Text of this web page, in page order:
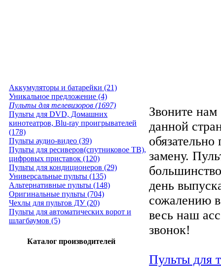
Аккумуляторы и батарейки (21)
Уникальное предложение (4)
Пульты для телевизоров (1697)
Пульты для DVD, Домашних
кинотеатров, Blu-ray проигрывателей
(178)
Пульты аудио-видео (39)
Пульты для ресиверов(спутниковое ТВ),
цифровых приставок (120)
Пульты для кондиционеров (29)
Универсальные пульты (135)
Альтернативные пульты (148)
Оригинальные пульты (704)
Чехлы для пультов ДУ (20)
Пульты для автоматических ворот и
шлагбаумов (5)
Каталог производителей
Звоните нам
данной
замену.
день
сожалению
весь наш
звонок!
Пульты для